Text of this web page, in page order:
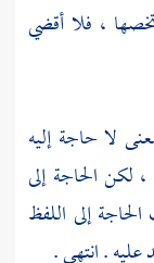
، فلا أقضي
لا حاجة إليه
لكن الحاجة إلى
إلى اللفظ
عليه . انتهى .